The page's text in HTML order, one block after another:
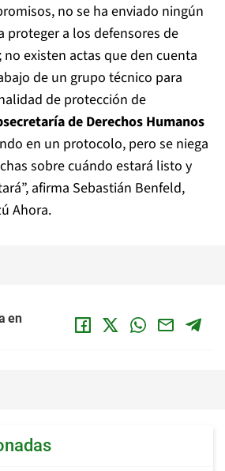
no se ha enviado ningún
proteger a los defensores de
existen actas que den cuenta
de un grupo técnico para
de protección de
de Derechos Humanos
en un protocolo, pero se niega
sobre cuándo estará listo y
afirma Sebastián Benfeld,
Ahora.
en